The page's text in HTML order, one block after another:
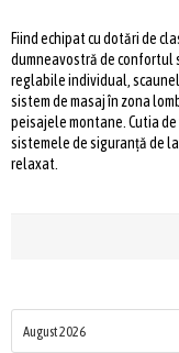
Fiind echipat cu dotări de
dumneavostră de confortul
reglabile individual,
sistem de masaj în zona
peisajele montane. Cutia
sistemele de siguranță de
relaxat.